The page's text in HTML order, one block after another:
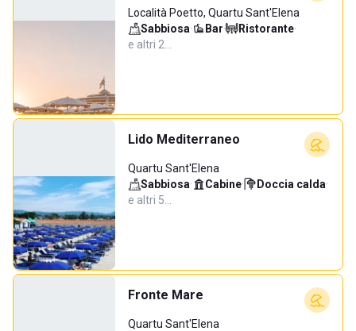
Località Poetto, Quartu Sant'Elena
Sabbiosa· Bar· Ristorante·
e altri 2…
Lido Mediterraneo
Quartu Sant'Elena
Sabbiosa· Cabine· Doccia calda·
e altri 5…
Fronte Mare
Quartu Sant'Elena